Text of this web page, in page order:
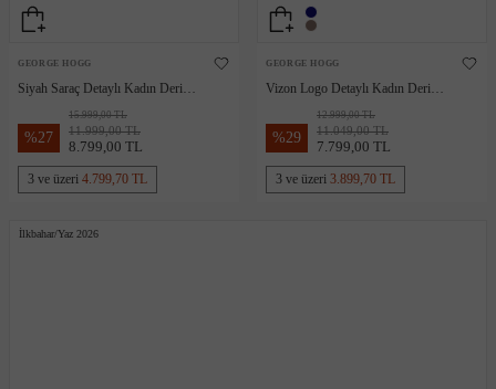
GEORGE HOGG
Siyah Saraç Detaylı Kadın Deri
%27
15.999,00 TL
11.999,00 TL
8.799,00 TL
3 ve üzeri 4.799,70 TL
GEORGE HOGG
Vizon Logo Detaylı Kadın Deri
Omuz Çantası
%29
12.999,00 TL
11.049,00 TL
7.799,00 TL
3 ve üzeri 3.899,70 TL
İlkbahar/Yaz 2026